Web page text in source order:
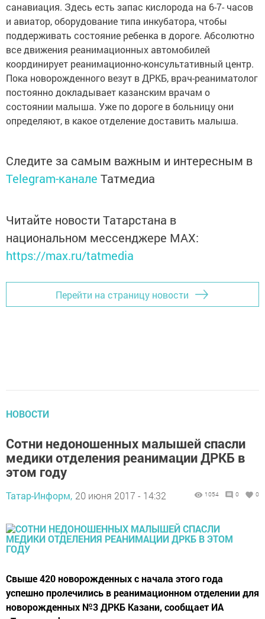
санавиация. Здесь есть запас кислорода на 6-7- часов
и авиатор, оборудование типа инкубатора, чтобы
поддерживать состояние ребенка в дороге. Абсолютно
все движения реанимационных автомобилей
координирует реанимационно-консультативный центр.
Пока новорожденного везут в ДРКБ, врач-реаниматолог
постоянно докладывает казанским врачам о
состоянии малыша. Уже по дороге в больницу они
определяют, в какое отделение доставить малыша.
Следите за самым важным и интересным в
Telegram-канале Татмедиа
Читайте новости Татарстана в
национальном мессенджере MАХ:
https://max.ru/tatmedia
Перейти на страницу новости
НОВОСТИ
Сотни недоношенных малышей спасли
медики отделения реанимации ДРКБ в
этом году
Татар-Информ, 20 июня 2017 - 14:32 1054 0 0
Свыше 420 новорожденных с начала этого года
успешно пролечились в реанимационном отделении для
новорожденных №3 ДРКБ Казани, сообщает ИА